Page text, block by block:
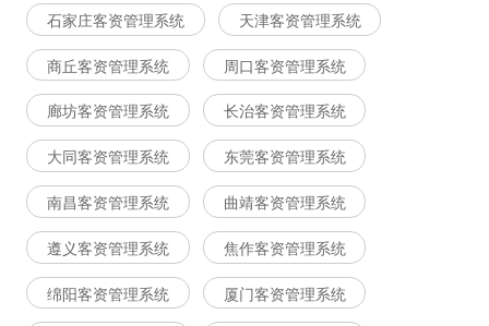
石家庄客资管理系统 天津客资管理系统
商丘客资管理系统 周口客资管理系统
廊坊客资管理系统 长治客资管理系统
大同客资管理系统 东莞客资管理系统
南昌客资管理系统 曲靖客资管理系统
遵义客资管理系统 焦作客资管理系统
绵阳客资管理系统 厦门客资管理系统